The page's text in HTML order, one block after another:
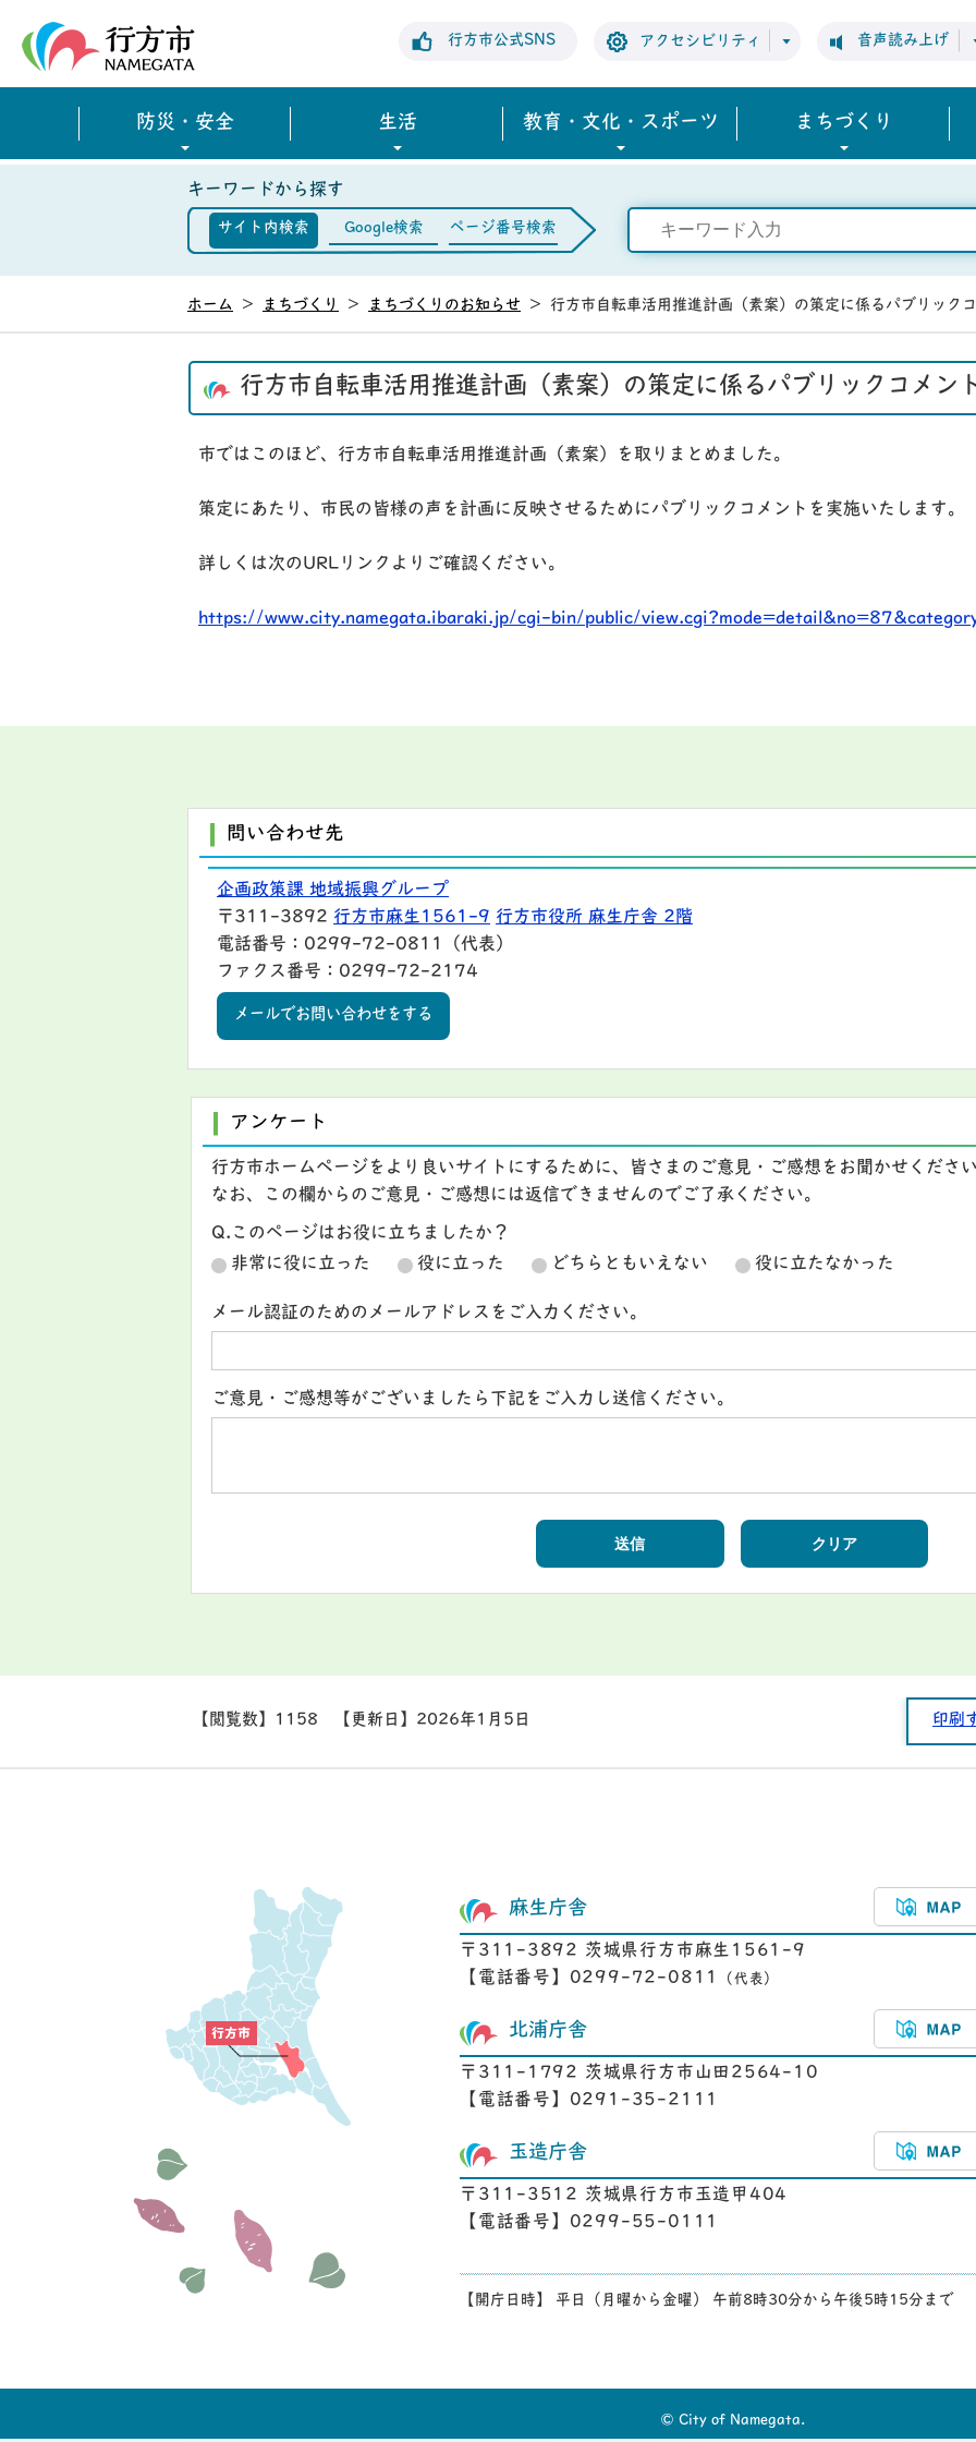
行方市公式SNS アクセシビリティ 音声読み上げ
防災・安全 生活 教育・文化・スポーツ まちづくり
キーワードから探す
サイト内検索 Google検索 ページ番号検索
ホーム > まちづくり > まちづくりのお知らせ > 行方市自転車活用推進計画（素案）の策定に係るパブリック
行方市自転車活用推進計画（素案）の策定に係るパブリックコメン
市ではこのほど、行方市自転車活用推進計画（素案）を取りまとめました。
策定にあたり、市民の皆様の声を計画に反映させるためにパブリックコメントを実施いたします。
詳しくは次のURLリンクよりご確認ください。
https://www.city.namegata.ibaraki.jp/cgi-bin/public/
問い合わせ先
企画政策課 地域振興グループ
〒311-3892 行方市麻生1561-9 行方市役所 麻生庁舎 2階
電話番号：0299-72-0811（代表）
ファクス番号：0299-72-2174
メールでお問い合わせをする
アンケート
行方市ホームページをより良いサイトにするために、皆さまのご意見・ご感想をお聞かせくださ
なお、この欄からのご意見・ご感想には返信できませんのでご了承ください。
Q.このページはお役に立ちましたか？
非常に役に立った
役に立った どちらともいえない 役に立たなかった
メール認証のためのメールアドレスをご入力ください。
ご意見・ご感想等がございましたら下記をご入力し送信ください。
【閲覧数】 1158 【更新日】 2026年1月5日 印刷
麻生庁舎
〒311-3892 茨城県行方市麻生1561-9
【電話番号】0299-72-0811
（代表）
北浦庁舎
〒311-1792 茨城県行方市山田2564-10
【電話番号】0291-35-2111
玉造庁舎
〒311-3512 茨城県行方市玉造甲404
【電話番号】0299-55-0111
【開庁日時】 平日（月曜から金曜） 午前8時30分から午後5時15分まで
© City of Namegata.